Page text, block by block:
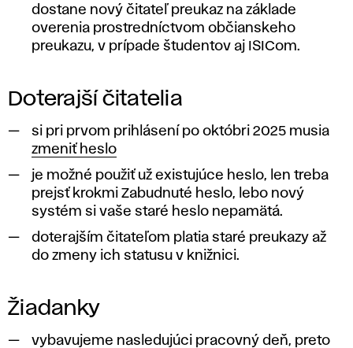
n
i
c
školy,
ale
z iných
pracovísk.
dostane nový čitateľ preukaz na základe
overenia prostredníctvom občianskeho
preukazu, v prípade študentov aj ISICom.
Doterajší čitatelia
si pri prvom prihlásení po októbri 2025 musia
zmeniť heslo
je možné použiť už existujúce heslo, len treba
prejsť krokmi Zabudnuté heslo, lebo nový
systém si vaše staré heslo nepamätá.
doterajším čitateľom platia staré preukazy až
do zmeny ich statusu v knižnici.
Žiadanky
vybavujeme nasledujúci pracovný deň, preto